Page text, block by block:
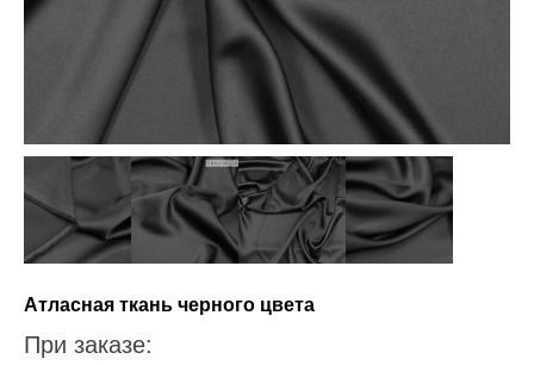
Атласная ткань черного цвета
При заказе: